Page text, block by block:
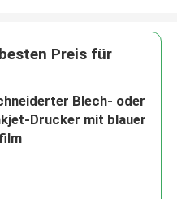
Preis für
Blech- oder
Drucker mit blauer